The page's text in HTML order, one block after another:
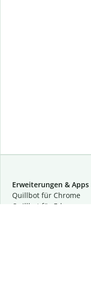
Erweiterungen & Apps
Quillbot für Chrome
Quillbot für Edge